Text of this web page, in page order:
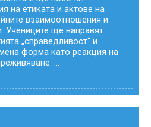
на етиката и актове на
взаимоотношения и
Учениците ще направят
„справедливост“ и
форма като реакция на
...